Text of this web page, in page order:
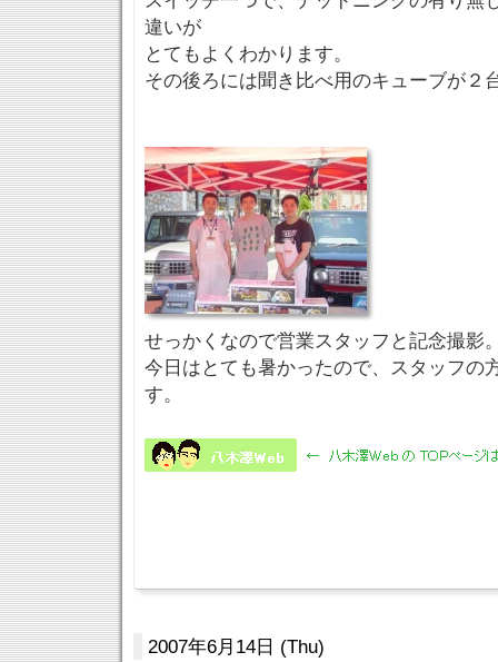
違いが
とてもよくわかります。
その後ろには聞き比べ用のキューブが２
せっかくなので営業スタッフと記念撮影
今日はとても暑かったので、スタッフの
す。
2007年6月14日 (Thu)